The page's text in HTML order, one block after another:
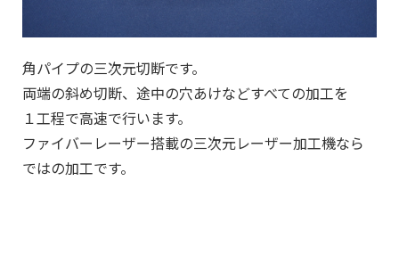
角パイプの三次元切断です。
両端の斜め切断、途中の穴あけなどすべての加工を
１工程で高速で行います。
ファイバーレーザー搭載の三次元レーザー加工機なら
ではの加工です。